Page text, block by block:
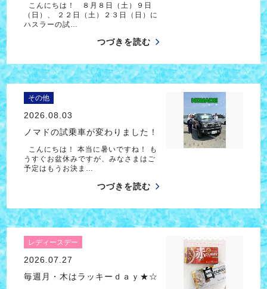
こんにちは！ ８月８日（土）９日
（日）、 ２２日（土）２３日（日）に
ハスラーの試…
つづきを読む
その他
2026.08.03
ノマドの試乗車が変わりました！
こんにちは！ 本当に暑いですね！ も
うすぐお盆休みですが、みなさまはご
予定はもうお決ま…
つづきを読む
レディースデー
2026.07.27
毎週月・木はラッキーｄａｙ★☆